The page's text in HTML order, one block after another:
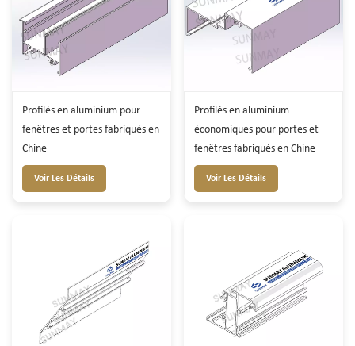
Profilés en aluminium pour
fenêtres et portes fabriqués en
Chine
Voir Les Détails
Profilés en aluminium
économiques pour portes et
fenêtres fabriqués en Chine
Voir Les Détails